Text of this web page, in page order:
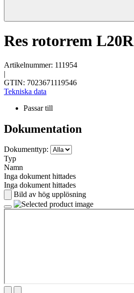
Res rotorrem L20R
Artikelnummer: 111954
|
GTIN: 7023671119546
Tekniska data
Passar till
Dokumentation
Dokumenttyp:
Typ
Namn
Inga dokument hittades
Inga dokument hittades
Bild av hög upplösning